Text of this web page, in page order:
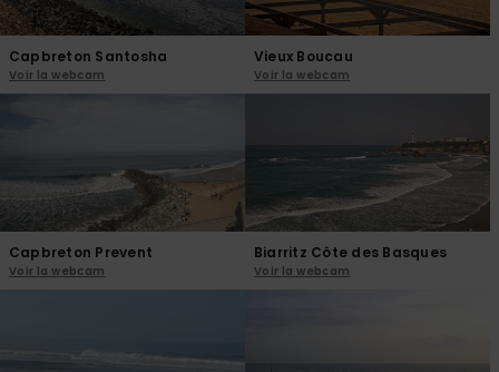
Capbreton Santosha
Voir la webcam
Vieux Boucau
Voir la webcam
Capbreton Prevent
Voir la webcam
Biarritz Côte des Basques
Voir la webcam